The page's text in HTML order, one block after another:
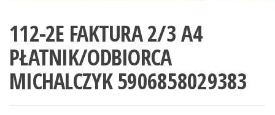
112-2E FAKTURA 2/3 A4
PŁATNIK/ODBIORCA
MICHALCZYK 5906858029383